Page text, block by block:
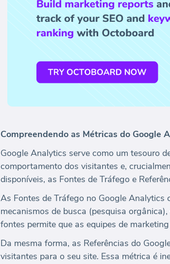
Compreendendo as Métricas do Google
Google Analytics serve como um tesouro
comportamento dos visitantes e,
disponíveis, as Fontes de Tráfego e
As Fontes de Tráfego no Google Analytics
mecanismos de busca (pesquisa
fontes permite que as equipes de
Da mesma forma, as Referências do
visitantes para o seu site. Essa métrica é